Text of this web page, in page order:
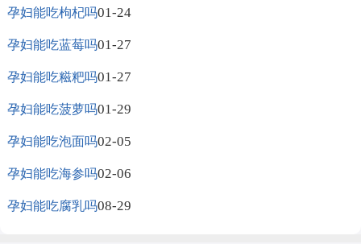
孕妇能吃枸杞吗01-24
孕妇能吃蓝莓吗01-27
孕妇能吃糍粑吗01-27
孕妇能吃菠萝吗01-29
孕妇能吃泡面吗02-05
孕妇能吃海参吗02-06
孕妇能吃腐乳吗08-29